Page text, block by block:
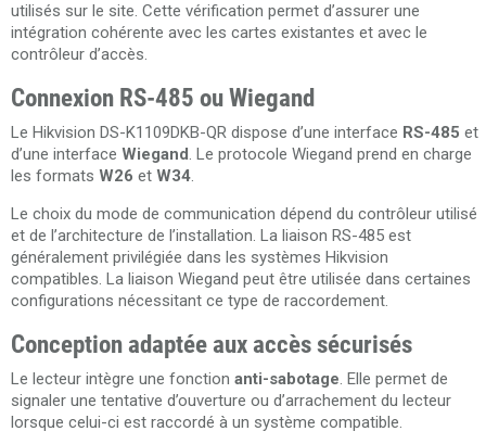
utilisés sur le site. Cette vérification permet d’assurer une
intégration cohérente avec les cartes existantes et avec le
contrôleur d’accès.
Connexion RS-485 ou Wiegand
Le Hikvision DS-K1109DKB-QR dispose d’une interface RS-485 et
d’une interface Wiegand. Le protocole Wiegand prend en charge
les formats W26 et W34.
Le choix du mode de communication dépend du contrôleur utilisé
et de l’architecture de l’installation. La liaison RS-485 est
généralement privilégiée dans les systèmes Hikvision
compatibles. La liaison Wiegand peut être utilisée dans certaines
configurations nécessitant ce type de raccordement.
Conception adaptée aux accès sécurisés
Le lecteur intègre une fonction anti-sabotage. Elle permet de
signaler une tentative d’ouverture ou d’arrachement du lecteur
lorsque celui-ci est raccordé à un système compatible.